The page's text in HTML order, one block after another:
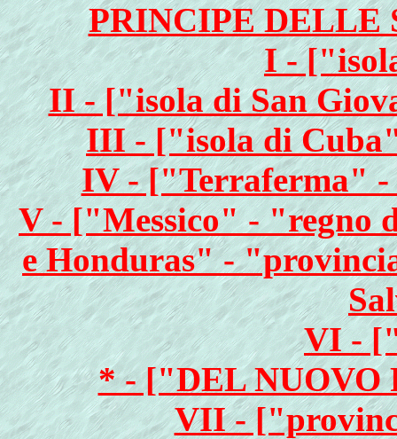
PRINCIPE DELLE
I -
II - ["isola di San
III - ["isola di
IV - ["Terraferma"
V - ["Messico" - "regno
e Honduras" -
VI -
* - ["DEL NUOVO
VII -